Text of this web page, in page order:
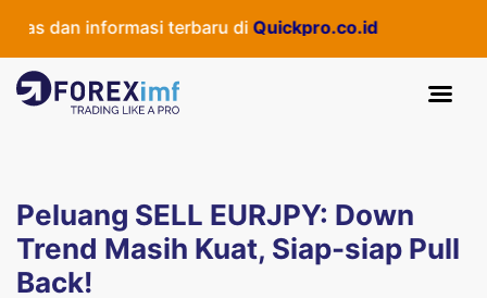
dan informasi terbaru di Quickpro.co.id
Peluang SELL EURJPY: Down
Trend Masih Kuat, Siap-siap Pull
Back!